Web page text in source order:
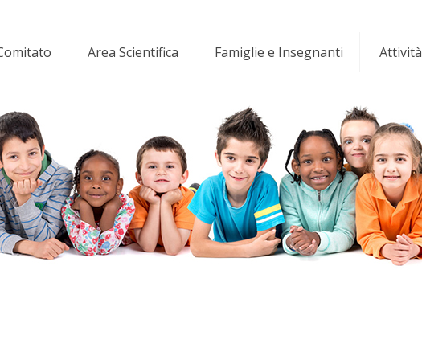
Area Scientifica Famiglie e Insegnanti Attività